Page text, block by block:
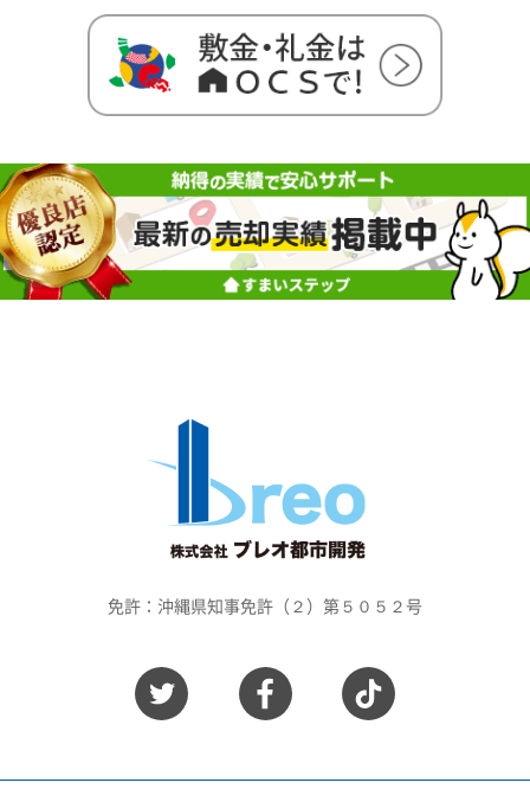
免許：沖縄県知事免許（２）第５０５２号